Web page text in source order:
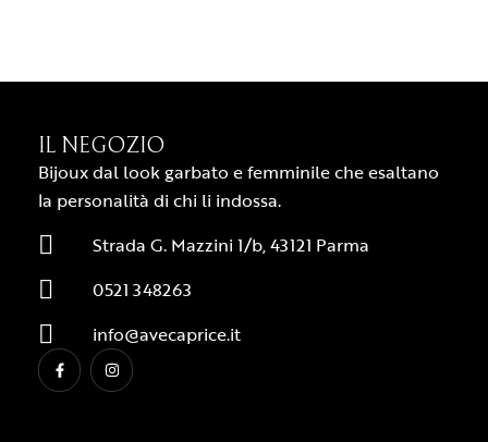
IL NEGOZIO
Bijoux dal look garbato e femminile che esaltano
la personalità di chi li indossa.
Strada G. Mazzini 1/b, 43121 Parma
0521 348263
info@avecaprice.it